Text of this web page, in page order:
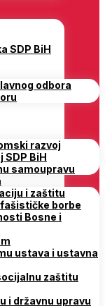
SDP BiH
odbora
razvoj
SDP BiH
samoupravu
i zaštitu
borbe
Bosne i
ustava i ustavna
zaštitu
i državnu upravu